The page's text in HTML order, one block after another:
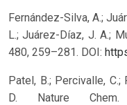
Fernández-Silva, A.;
L.; Juárez-Díaz, J. A.;
480, 259–281. DOI:
Patel, B.; Percivalle, C.;
D. Nature